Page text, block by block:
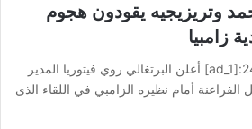
وتريزيجيه يقودون هجوم
زامبيا
من صحيفة اشراق العالم 24:[ad_1] أعلن البرتغالي روي فيتوريا المدير
أمام نظيره الزامبي في اللقاء الذى